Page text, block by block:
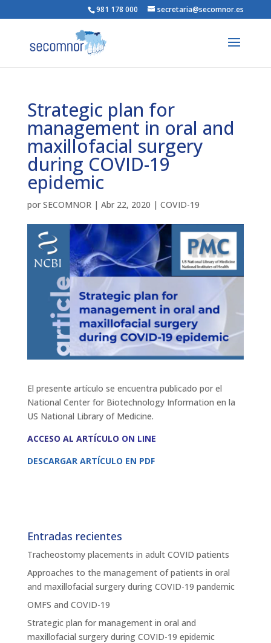
981 178 000 secretaria@secomnor.es
Strategic plan for
management in oral and
maxillofacial surgery
during COVID-19
epidemic
por SECOMNOR| Abr 22, 2020 | COVID-19
El presente artículo se encuentra publicado por el
National Center for Biotechnology Information en la
US National Library of Medicine.
ACCESO AL ARTÍCULO ON LINE
DESCARGAR ARTÍCULO EN PDF
Entradas recientes
Tracheostomy placements in adult COVID patients
Approaches to the management of patients in oral
and maxillofacial surgery during COVID-19 pandemic
OMFS and COVID-19
Strategic plan for management in oral and
maxillofacial surgery during COVID-19 epidemic